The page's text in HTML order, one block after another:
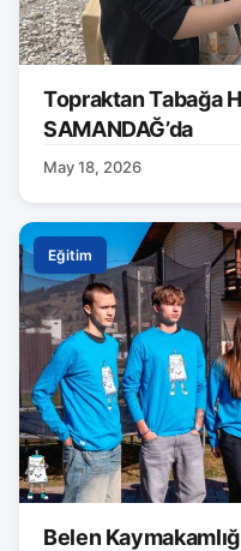
Topraktan Tabağa
SAMANDAĞ’da
May 18, 2026
Eğitim
Belen